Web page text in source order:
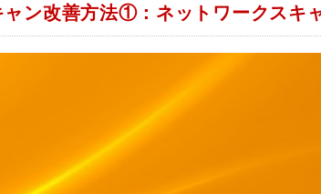
ャン改善方法①：ネットワークスキ